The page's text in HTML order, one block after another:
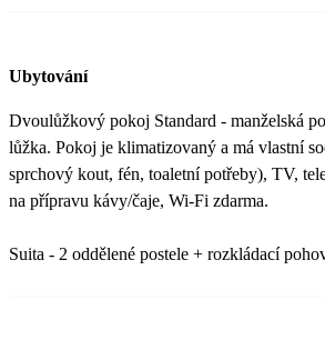
Ubytování
Dvoulůžkový pokoj Standard - manželská
lůžka. Pokoj je klimatizovaný a má vlastní
sprchový kout, fén, toaletní potřeby), TV,
na přípravu kávy/čaje, Wi-Fi zdarma.
Suita - 2 oddělené postele + rozkládací